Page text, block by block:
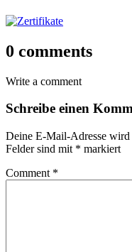
0 comments
Write a comment
Schreibe einen
Deine E-Mail-Adresse
Felder sind mit * markiert
Comment *